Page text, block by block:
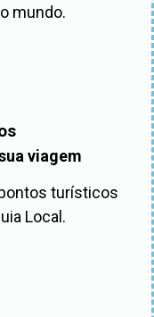
mundo.
viagem
turísticos
Local.